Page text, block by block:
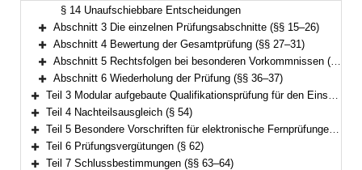
§ 14 Unaufschiebbare Entscheidungen
Bereich erweitern
Abschnitt 3 Die einzelnen Prüfungsabschnitte (§§ 15–26)
Bereich erweitern
Abschnitt 4 Bewertung der Gesamtprüfung (§§ 27–31)
Bereich erweitern
Abschnitt 5 Rechtsfolgen bei besonderen Vorkommnissen (§§ 32–35)
Bereich erweitern
Abschnitt 6 Wiederholung der Prüfung (§§ 36–37)
Bereich erweitern
Teil 3 Modular aufgebaute Qualifikationsprüfung für den Einstieg in der dritten Qualifikationsebene (§§ 38–53)
Bereich erweitern
Teil 4 Nachteilsausgleich (§ 54)
Bereich erweitern
Teil 5 Besondere Vorschriften für elektronische Fernprüfungen (§§ 55–61)
Bereich erweitern
Teil 6 Prüfungsvergütungen (§ 62)
Teil 7 Schlussbestimmungen (§§ 63–64)